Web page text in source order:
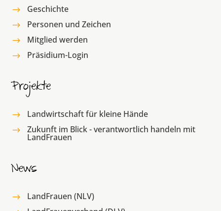
$ Geschichte
$ Personen und Zeichen
$ Mitglied werden
$ Präsidium-Login
Projekte
$ Landwirtschaft für kleine Hände
$ Zukunft im Blick - verantwortlich handeln mit
LandFrauen
News
$ LandFrauen (NLV)